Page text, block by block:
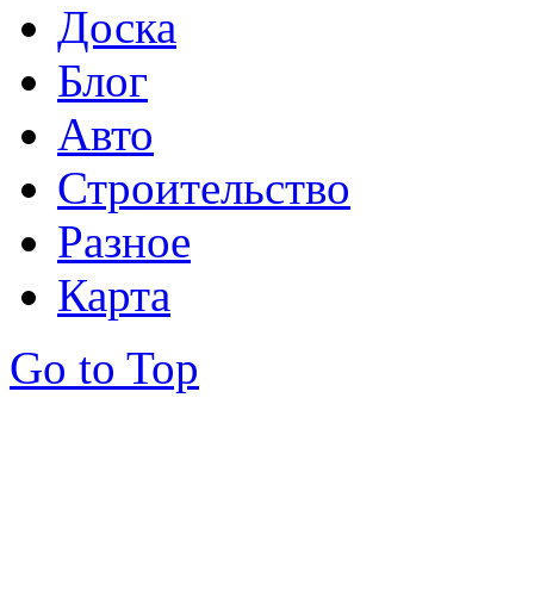
Доска
Блог
Авто
Строительство
Разное
Карта
Go to Top